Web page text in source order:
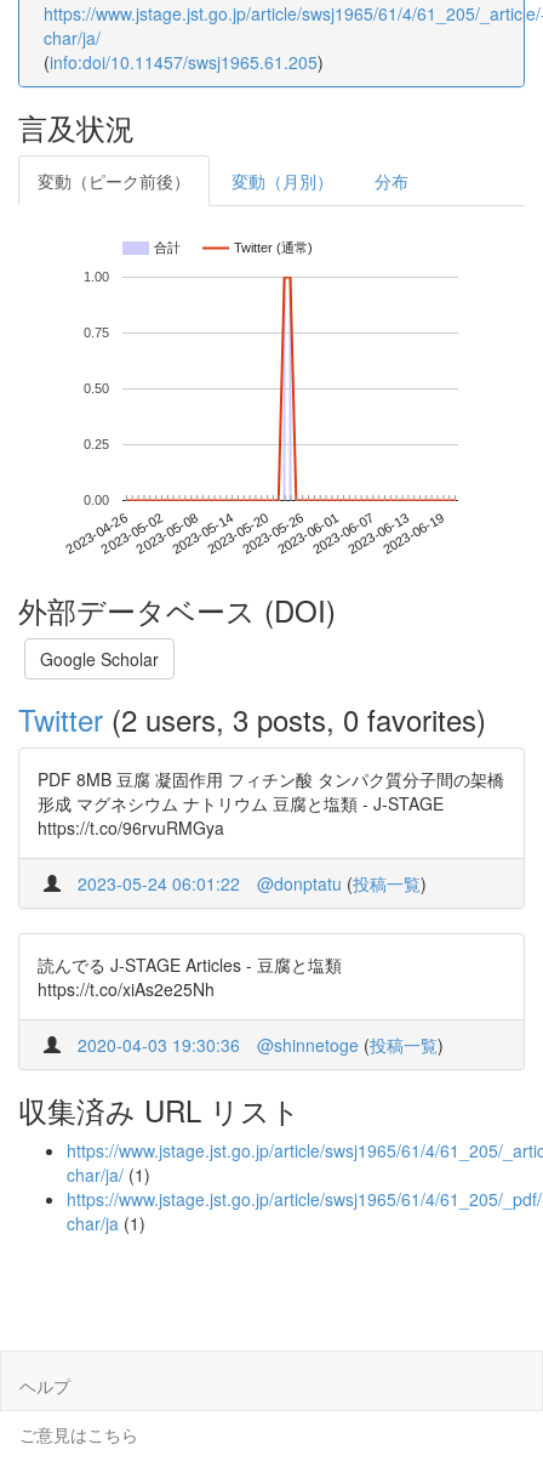
https://www.jstage.jst.go.jp/article/swsj1965/61/4/61_205/
char/ja/
(info:doi/10.11457/swsj1965.61.205)
言及状況
変動（ピーク前後） 変動（月別） 分布
合計 Twitter (通常)
2023-04-262023-05-022023-05-082023-05-142023-05-202023-05-262023-06-012023-06-072023-06-132023-06-19
0.00
0.25
0.50
0.75
1.00
外部データベース (DOI)
Google Scholar
Twitter (2 users, 3 posts, 0 favorites)
PDF 8MB 豆腐 凝固作用 フィチン酸 タンパク質分子間の架橋
形成 マグネシウム ナトリウム 豆腐と塩類 - J-STAGE
https://t.co/96rvuRMGya
2023-05-24 06:01:22 @donptatu (投稿一覧)
読んでる J-STAGE Articles - 豆腐と塩類
https://t.co/xiAs2e25Nh
2020-04-03 19:30:36 @shinnetoge (投稿一覧)
収集済み URL リスト
https://www.jstage.jst.go.jp/article/swsj1965/61/4/61_205/
char/ja/ (1)
https://www.jstage.jst.go.jp/article/swsj1965/61/4/61_205/
char/ja (1)
ヘルプ
ご意見はこちら